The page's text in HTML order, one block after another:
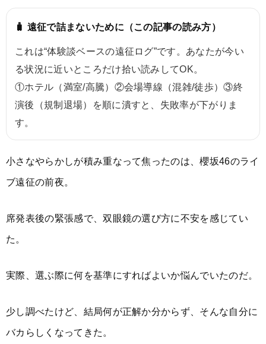
🧳 遠征で詰まないために（この記事の読み方）
これは“体験談ベースの遠征ログ”です。あなたが今い
る状況に近いところだけ拾い読みしてOK。
①ホテル（満室/高騰）②会場導線（混雑/徒歩）③終
演後（規制退場）を順に潰すと、失敗率が下がりま
す。
小さなやらかしが積み重なって焦ったのは、櫻坂46のライ
ブ遠征の前夜。
席発表後の緊張感で、双眼鏡の選び方に不安を感じてい
た。
実際、選ぶ際に何を基準にすればよいか悩んでいたのだ。
少し調べたけど、結局何が正解か分からず、そんな自分に
バカらしくなってきた。